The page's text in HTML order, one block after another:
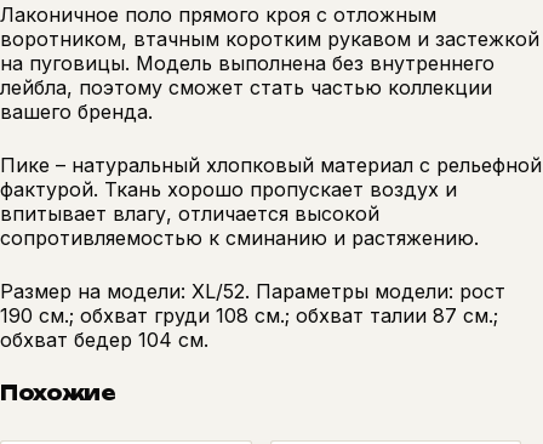
Лаконичное поло прямого кроя с отложным
воротником, втачным коротким рукавом и застежкой
на пуговицы. Модель выполнена без внутреннего
лейбла, поэтому сможет стать частью коллекции
вашего бренда.
Пике – натуральный хлопковый материал с рельефной
фактурой. Ткань хорошо пропускает воздух и
впитывает влагу, отличается высокой
сопротивляемостью к сминанию и растяжению.
Размер на модели: XL/52. Параметры модели: рост
190 см.; обхват груди 108 см.; обхват талии 87 см.;
обхват бедер 104 см.
Похожие